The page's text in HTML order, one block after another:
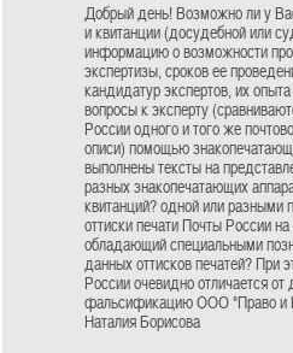
Добрый день! Возможно ли у
и квитанции (досудебной или
информацию о возможности
экспертизы, сроков ее
кандидатур экспертов, их
вопросы к эксперту
России одного и того же
описи) помощью
выполнены тексты на
разных знакопечатающих
квитанций? одной или
оттиски печати Почты России
обладающий специальными
данных оттисков печатей? При
России очевидно отличается
фальсификацию ООО "Право и
Наталия Борисова